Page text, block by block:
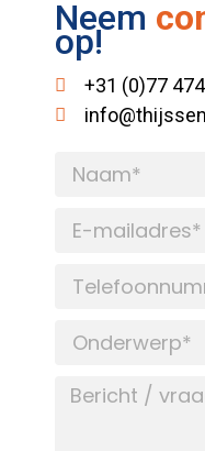
Neem
op!
+31 (0)77